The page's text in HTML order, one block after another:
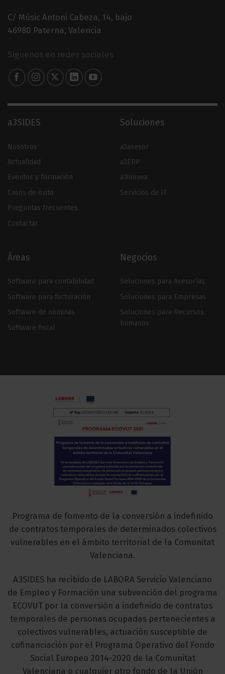
C/ Músic Antoni Cabeza, 14, bajo
46980 Paterna, Valencia
Síguenos en redes sociales
a3SIDES
Nosotros
Actualidad
Eventos y formación
Casos de éxito
Preguntas frecuentes
Contactar
Soluciones
a3asesor
a3ERP
a3innuva
Servicios de IT
Áreas
Software para contabilidad
Software para facturación
Software de nóminas
Software fiscal
Negocios
Soluciones para Asesorías
Soluciones para Empresas
Soluciones para Recursos
humanos
Programa de fomento de la conversión a indefinido
de contratos temporales de determinados colectivos
vulnerables en el ámbito territorial de la Comunitat
Valenciana.
A3SIDES ha recibido de LABORA Servicio Valenciano
de Empleo y Formación una subvención del programa
ECOVUT por la conversión a indefinido de contratos
temporales de personas ocupadas pertenecientes a
colectivos vulnerables, actuación susceptible de
cofinanciación por el Programa Operativo del Fondo
Social Europeo 2014-2020 de la Comunitat
Valenciana o cualquier otro fondo de la Unión